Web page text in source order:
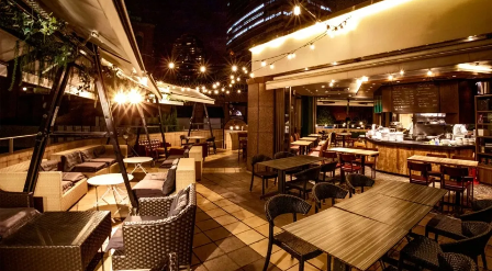
恵比寿駅から5～6分、「恵比寿ガーデンプレイス」の時計
広場にある「俺のイタリアン BeerTerrace（ビアテラ
ス）」も、パン好きさんにオススメしたいレストランで
す。